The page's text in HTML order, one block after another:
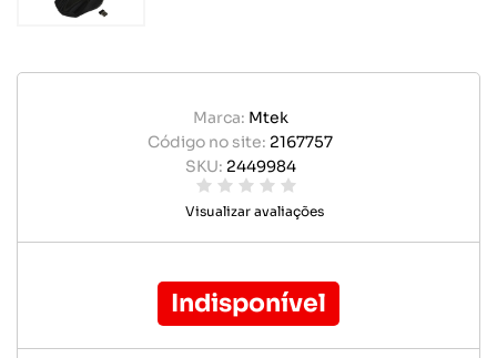
Marca: Mtek
Código no site: 2167757
SKU: 2449984
Visualizar avaliações
Indisponível